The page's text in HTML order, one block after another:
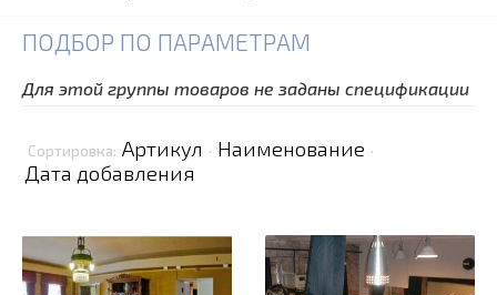
ПОДБОР ПО ПАРАМЕТРАМ
Для этой группы товаров не заданы спецификации
Сортировка: Артикул · Наименование ·
Дата добавления